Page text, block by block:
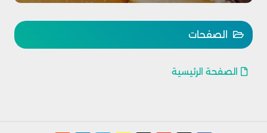
الصفحات
الصفحة الرئيسية